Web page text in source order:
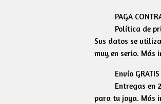
PAGA
Política de
Sus datos se
muy en serio. Más
Envío
Entregas en
para tu joya. Más